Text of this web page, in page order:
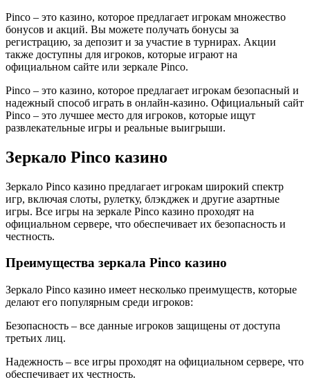
Pinco – это казино, которое предлагает игрокам множество
бонусов и акций. Вы можете получать бонусы за
регистрацию, за депозит и за участие в турнирах. Акции
также доступны для игроков, которые играют на
официальном сайте или зеркале Pinco.
Pinco – это казино, которое предлагает игрокам безопасный и
надежный способ играть в онлайн-казино. Официальный сайт
Pinco – это лучшее место для игроков, которые ищут
развлекательные игры и реальные выигрыши.
Зеркало Pinco казино
Зеркало Pinco казино предлагает игрокам широкий спектр
игр, включая слоты, рулетку, блэкджек и другие азартные
игры. Все игры на зеркале Pinco казино проходят на
официальном сервере, что обеспечивает их безопасность и
честность.
Преимущества зеркала Pinco казино
Зеркало Pinco казино имеет несколько преимуществ, которые
делают его популярным среди игроков:
Безопасность – все данные игроков защищены от доступа
третьих лиц.
Надежность – все игры проходят на официальном сервере, что
обеспечивает их честность.